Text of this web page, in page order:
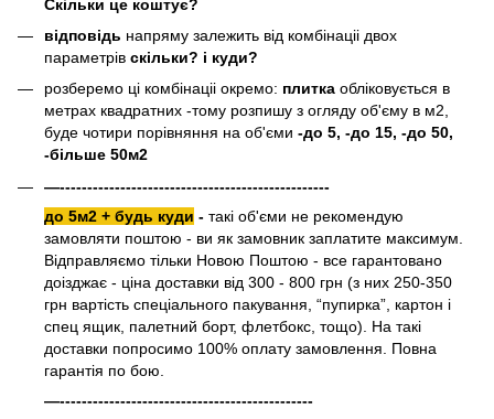
Скільки це коштує?
відповідь напряму залежить від комбінаціі двох
параметрів скільки? і куди?
розберемо ці комбінаціі окремо: плитка обліковується в
метрах квадратних -тому розпишу з огляду об'єму в м2,
буде чотири порівняння на об'єми -до 5, -до 15, -до 50,
-більше 50м2
—-------------------------------------------------
до 5м2 + будь куди - такі об'єми не рекомендую
замовляти поштою - ви як замовник заплатите максимум.
Відправляємо тільки Новою Поштою - все гарантовано
доізджає - ціна доставки від 300 - 800 грн (з них 250-350
грн вартість спеціального пакування, “пупирка”, картон і
спец ящик, палетний борт, флетбокс, тощо). На такі
доставки попросимо 100% оплату замовлення. Повна
гарантія по бою.
—----------------------------------------------